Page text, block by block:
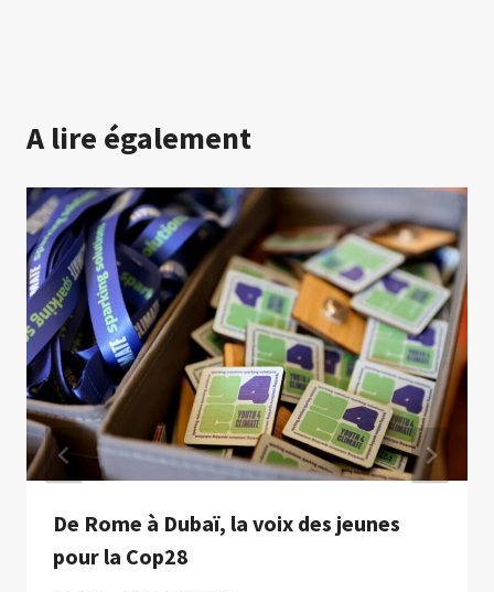
A lire également
De Rome à Dubaï, la voix des jeunes
pour la Cop28